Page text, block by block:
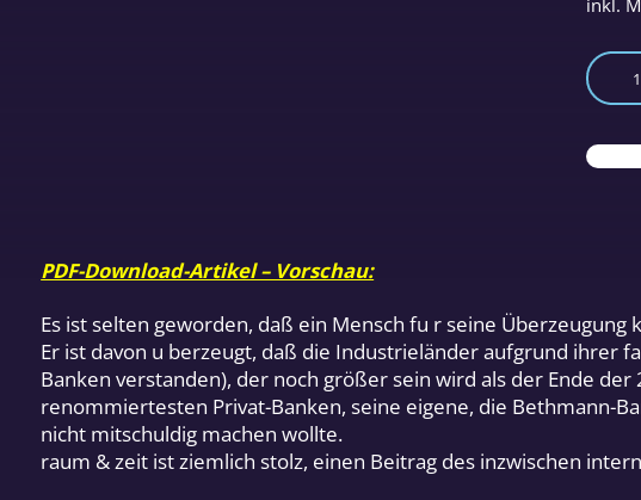
inkl.
Der
Crash
PDF-Download-Artikel – Vorschau:
Es ist selten geworden, daß ein Mensch fu r seine
Er ist davon u berzeugt, daß die Industrieländer aufgrund ihrer
Banken verstanden), der noch größer sein wird als der Ende
renommiertesten Privat-Banken, seine eigene, die Bethmann-
nicht mitschuldig machen wollte.
raum & zeit ist ziemlich stolz, einen Beitrag des inzwischen